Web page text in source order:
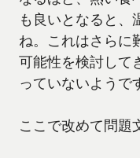
も良いとなると、
ね。これはさらに
可能性を検討して
っていないようで
ここで改めて問題